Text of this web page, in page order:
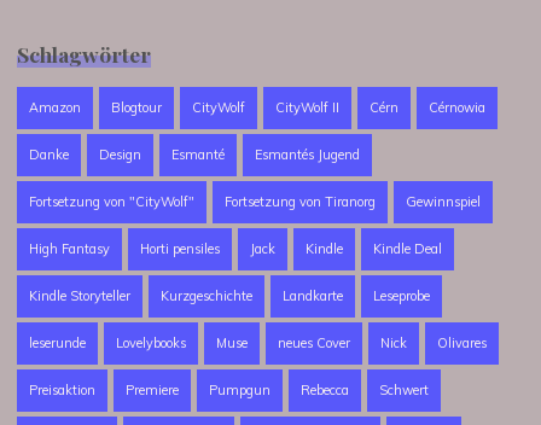
Schlagwörter
Amazon Blogtour CityWolf CityWolf II Cérn Cérnowia
Danke Design Esmanté Esmantés Jugend
Fortsetzung von "CityWolf" Fortsetzung von Tiranorg Gewinnspiel
High Fantasy Horti pensiles Jack Kindle Kindle Deal
Kindle Storyteller Kurzgeschichte Landkarte Leseprobe
leserunde Lovelybooks Muse neues Cover Nick Olivares
Preisaktion Premiere Pumpgun Rebecca Schwert